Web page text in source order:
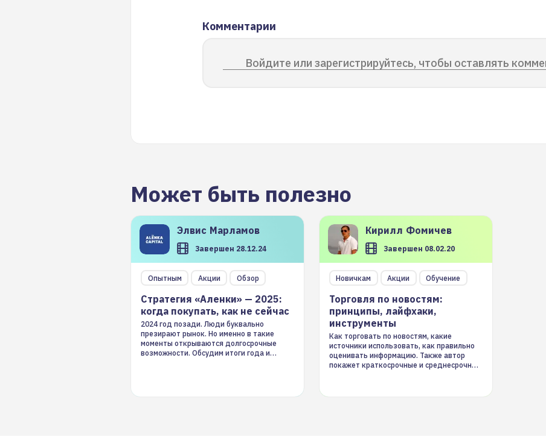
Комментарии
Войдите или зарегистрируйтесь, чтобы оставлять
Может быть полезно
Элвис Марламов
Завершен 28.12.24
Опытным Акции Обзор
Стратегия «Аленки» — 2025:
когда покупать, как не сейчас
2024 год позади. Люди буквально
презирают рынок. Но именно в такие
моменты открываются долгосрочные
возможности. Обсудим итоги года и
Кирилл Фомичев
Завершен 08.02.20
Новичкам Акции Обучение
Торговля по новостям:
принципы, лайфхаки,
инструменты
Как торговать по новостям, какие
источники использовать, как правильно
оценивать информацию. Также автор
покажет краткосрочные и среднесрочные